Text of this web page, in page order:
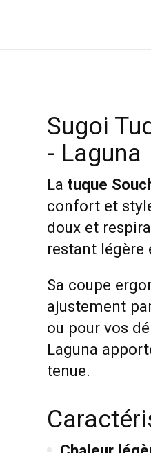
Sugoi
- Laguna
La tuque
confort et
doux et
restant légère
Sa coupe
ajustement
ou pour vos
Laguna
tenue.